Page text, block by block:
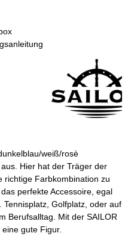
weiß/rosè
Hier hat der Träger der
richtige Farbkombination zu
perfekte Accessoire, egal
Golfplatz, oder auf
Berufsalltag. Mit der SAILOR
gute Figur.